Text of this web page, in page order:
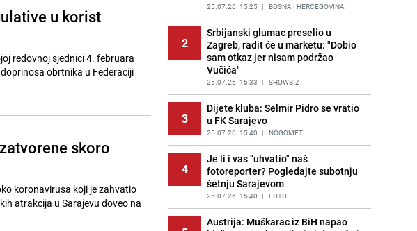
u korist
redovnoj sjednici 4. februara
obrtnika u Federaciji
skoro
koronavirusa koji je zahvatio
atrakcija u Sarajevu doveo na
apartmanu u Istri, vlasniku se
smijali i pokazivali srednji prst
PRIJE 2 DANA | REGIJA
Kako očistiti staklo od tuš-kabina:
Jednostavni savjeti za očuvanje
sjaja
PRIJE 1 DAN | ŽIVOT I STIL
14
Očistite rernu bez hemikalija:
Poznata stručnjakinja dijeli savjete
PRIJE 2 DANA | ŽIVOT I STIL
15
Novi detalji istrage: Ruske službe
otkrile moguć uzrok tragedije bh.
planinara na Elbrusu
PRIJE 2 DANA | SVIJET
25.07.26. 15:25 | BOSNA I HERCEGOVINA
2
Srbijanski glumac preselio u
Zagreb, radit će u marketu: "Dobio
sam otkaz jer nisam podržao
Vučića"
25.07.26. 15:33 | SHOWBIZ
3
Dijete kluba: Selmir Pidro se vratio
u FK Sarajevo
25.07.26. 15:40 | NOGOMET
4
Je li i vas "uhvatio" naš
fotoreporter? Pogledajte subotnju
šetnju Sarajevom
25.07.26. 15:40 | FOTO
Austrija: Muškarac iz BiH napao